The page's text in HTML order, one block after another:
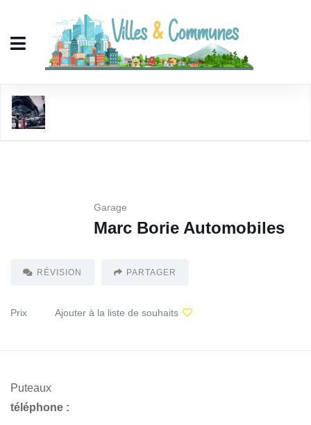
Garage
Marc Borie Automobiles
RÉVISION PARTAGER
Prix Ajouter à la liste de souhaits
Puteaux
téléphone :